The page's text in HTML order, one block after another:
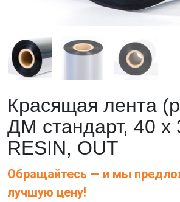
Красящая лента
ДМ стандарт, 40 х
RESIN, OUT
Обращайтесь — и мы
лучшую цену!